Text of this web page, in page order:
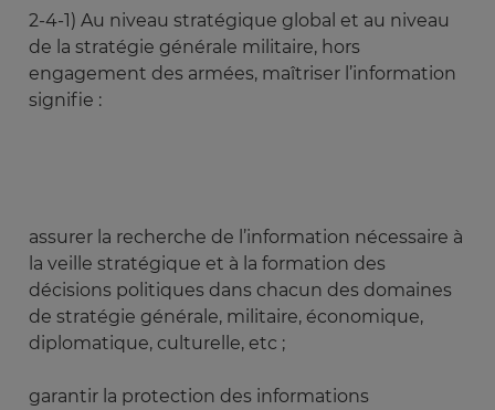
2-4-1) Au niveau stratégique global et au niveau
de la stratégie générale militaire, hors
engagement des armées, maîtriser l’information
signifie :
assurer la recherche de l’information nécessaire à
la veille stratégique et à la formation des
décisions politiques dans chacun des domaines
de stratégie générale, militaire, économique,
diplomatique, culturelle, etc ;
garantir la protection des informations